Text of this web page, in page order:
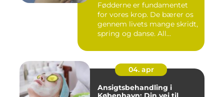
Fødderne er fundamentet
for vores krop. De bærer os
gennem livets mange skridt,
spring og danse. All...
04. apr
Ansigtsbehandling i